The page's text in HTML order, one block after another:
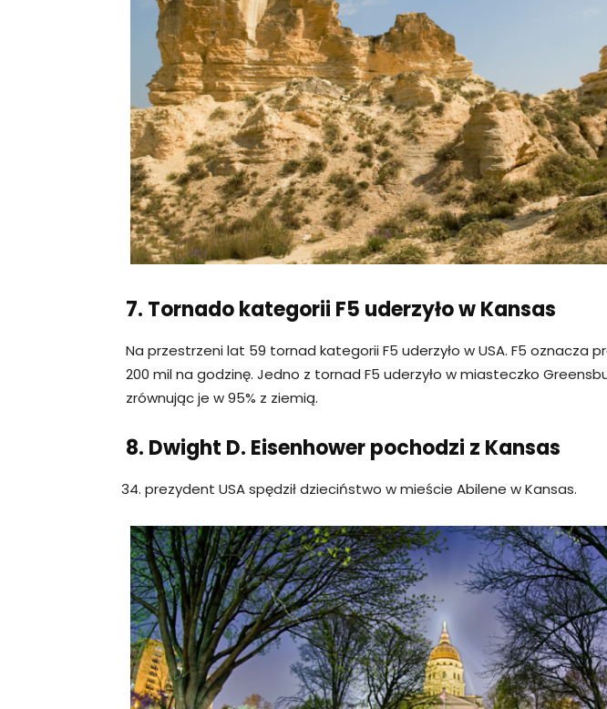
7. Tornado kategorii F5 uderzyło w Kansas
Na przestrzeni lat 59 tornad kategorii F5 uderzyło w USA. F5 oznacza
200 mil na godzinę. Jedno z tornad F5 uderzyło w miasteczko
zrównując je w 95% z ziemią.
8. Dwight D. Eisenhower pochodzi z Kansas
prezydent USA spędził dzieciństwo w mieście Abilene w Kansas.